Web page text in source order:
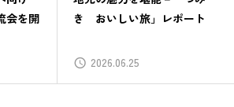
会を開
き おいしい旅」レポート
2026.06.25